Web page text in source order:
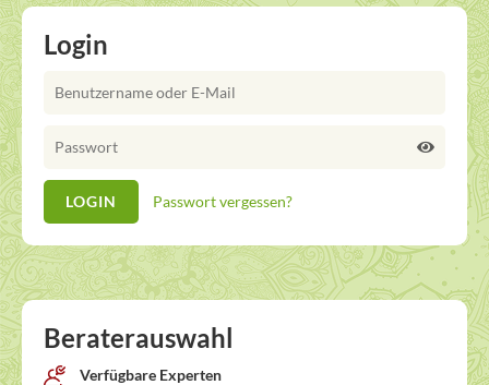
Login
Passwort vergessen?
Beraterauswahl
Verfügbare Experten